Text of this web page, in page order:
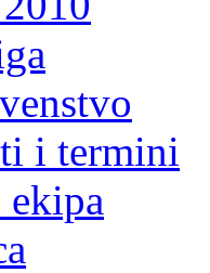
i termini
ekipa